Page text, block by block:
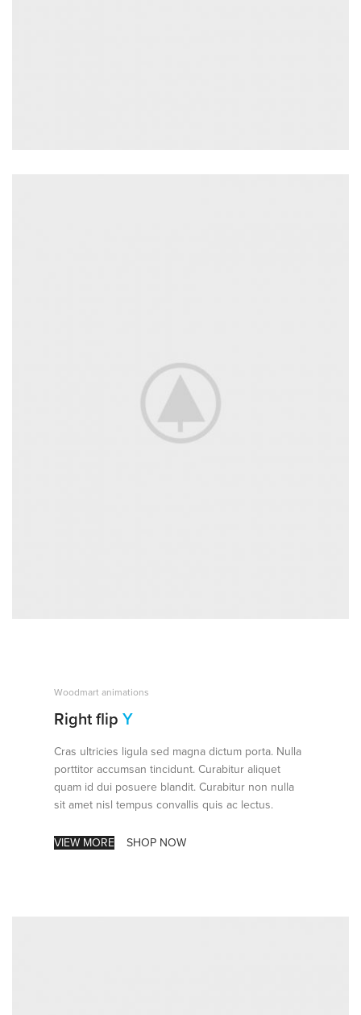
Woodmart animations
Right flipY
Cras ultricies ligula sed magna dictum porta. Nulla
porttitor accumsan tincidunt. Curabitur aliquet
quam id dui posuere blandit. Curabitur non nulla
sit amet nisl tempus convallis quis ac lectus.
VIEW MORE SHOP NOW